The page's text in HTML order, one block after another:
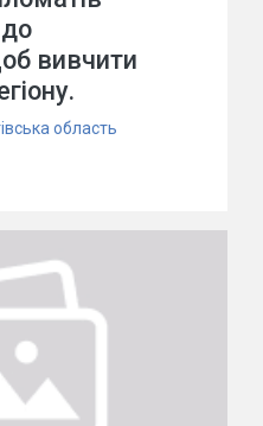
вивчити
область